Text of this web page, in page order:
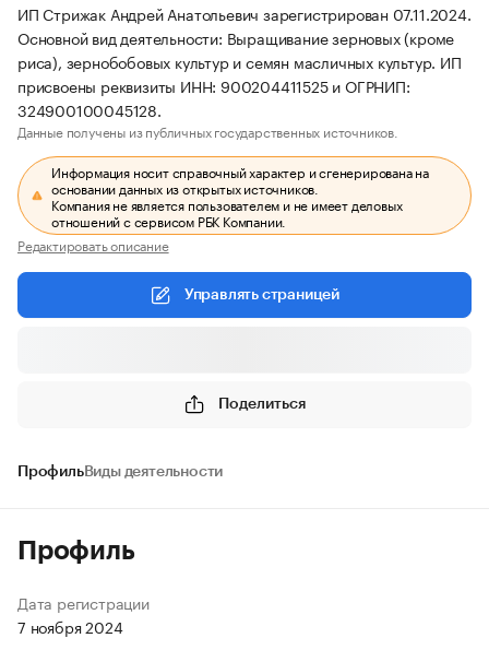
ИП Стрижак Андрей Анатольевич зарегистрирован 07.11.2024.
Основной вид деятельности: Выращивание зерновых (кроме
риса), зернобобовых культур и семян масличных культур. ИП
присвоены реквизиты ИНН: 900204411525 и ОГРНИП:
324900100045128.
Данные получены из публичных государственных источников.
Информация носит справочный характер и сгенерирована на
основании данных из открытых источников.
Компания не является пользователем и не имеет деловых
отношений с сервисом РБК Компании.
Редактировать описание
Управлять страницей
Поделиться
ПрофильВиды деятельности
Профиль
Дата регистрации
7 ноября 2024